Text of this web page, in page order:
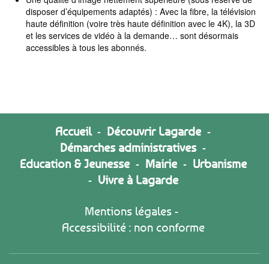
disposer d’équipements adaptés) : Avec la fibre, la télévision
haute définition (voire très haute définition avec le 4K), la 3D
et les services de vidéo à la demande… sont désormais
accessibles à tous les abonnés.
Accueil - Découvrir Lagarde -
Démarches administratives -
Education & Jeunesse - Mairie - Urbanisme
- Vivre à Lagarde
Mentions légales -
Accessibilité : non conforme